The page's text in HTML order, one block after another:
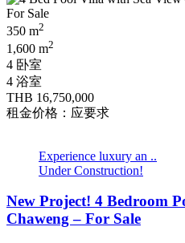
350 m2
1,600 m2
4 卧室
4 浴室
THB 16,750,000
租金价格：应要求
Experience luxury an ..
Under Construction!
New Project! 4 Bedroom
Chaweng – For Sale